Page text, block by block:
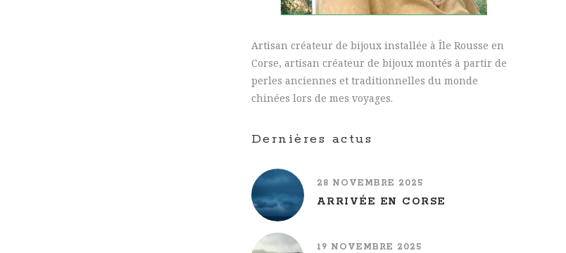
Artisan créateur de bijoux installée à Île Rousse en
Corse, artisan créateur de bijoux montés à partir de
perles anciennes et traditionnelles du monde
chinées lors de mes voyages.
Dernières actus
28 NOVEMBRE 2025
ARRIVÉE EN CORSE
19 NOVEMBRE 2025